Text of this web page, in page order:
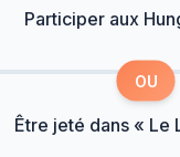
Participer aux
OU
Être jeté dans « Le